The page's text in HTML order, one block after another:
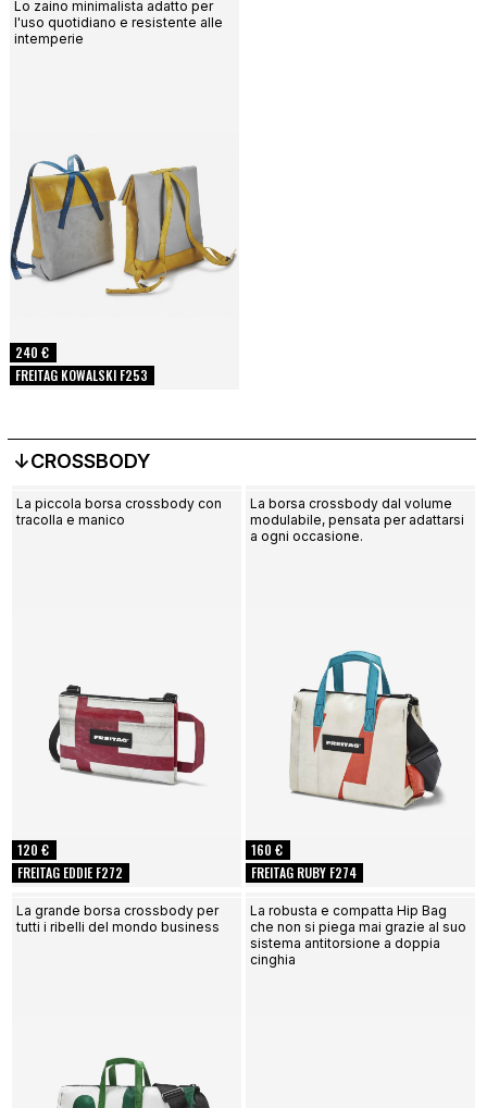
FREITAG KOWALSKI F253
240 €
Lo zaino minimalista adatto per
l'uso quotidiano e resistente alle
intemperie
↓CROSSBODY
FREITAG EDDIE F272
120 €
La piccola borsa crossbody con
tracolla e manico
FREITAG RUBY F274
160 €
La borsa crossbody dal volume
modulabile, pensata per adattarsi
a ogni occasione.
La grande borsa crossbody per
tutti i ribelli del mondo business
La robusta e compatta Hip Bag
che non si piega mai grazie al suo
sistema antitorsione a doppia
cinghia